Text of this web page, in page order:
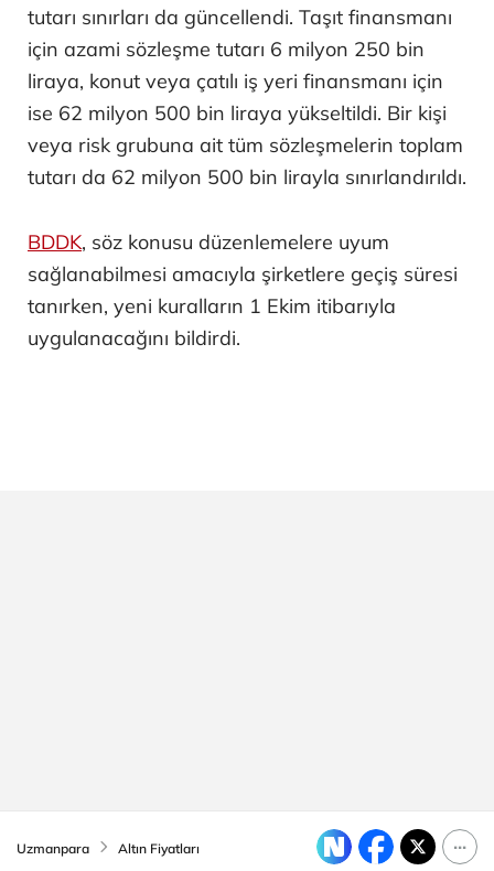
tutarı sınırları da güncellendi. Taşıt finansmanı
için azami sözleşme tutarı 6 milyon 250 bin
liraya, konut veya çatılı iş yeri finansmanı için
ise 62 milyon 500 bin liraya yükseltildi. Bir kişi
veya risk grubuna ait tüm sözleşmelerin toplam
tutarı da 62 milyon 500 bin lirayla sınırlandırıldı.
BDDK, söz konusu düzenlemelere uyum
sağlanabilmesi amacıyla şirketlere geçiş süresi
tanırken, yeni kuralların 1 Ekim itibarıyla
uygulanacağını bildirdi.
Uzmanpara Altın Fiyatları